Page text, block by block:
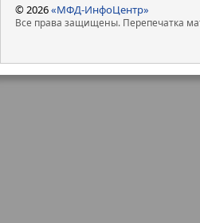
© 2026«МФД-ИнфоЦентр»
Все права защищены. Перепечатка